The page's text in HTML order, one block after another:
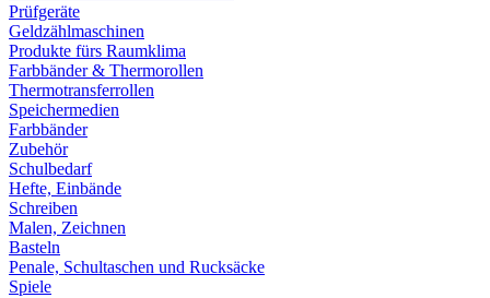
Prüfgeräte
Geldzählmaschinen
Produkte fürs Raumklima
Farbbänder & Thermorollen
Thermotransferrollen
Speichermedien
Farbbänder
Zubehör
Schulbedarf
Hefte, Einbände
Schreiben
Malen, Zeichnen
Basteln
Penale, Schultaschen und Rucksäcke
Spiele